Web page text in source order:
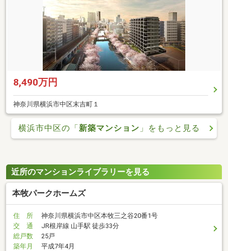
8,490万円
神奈川県横浜市中区末吉町１
横浜市中区の「新築マンション 」をもっと見る
近所のマンションライブラリーを見る
本牧パークホームズ
住 所
神奈川県横浜市中区本牧三之谷20番1号
交 通
JR根岸線 山手駅 徒歩33分
総戸数
25戸
築年月
平成7年4月